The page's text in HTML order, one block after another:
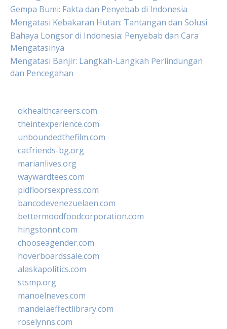
Gempa Bumi: Fakta dan Penyebab di Indonesia
Mengatasi Kebakaran Hutan: Tantangan dan Solusi
Bahaya Longsor di Indonesia: Penyebab dan Cara
Mengatasinya
Mengatasi Banjir: Langkah-Langkah Perlindungan
dan Pencegahan
okhealthcareers.com
theintexperience.com
unboundedthefilm.com
catfriends-bg.org
marianlives.org
waywardtees.com
pidfloorsexpress.com
bancodevenezuelaen.com
bettermoodfoodcorporation.com
hingstonnt.com
chooseagender.com
hoverboardssale.com
alaskapolitics.com
stsmp.org
manoelneves.com
mandelaeffectlibrary.com
roselynns.com